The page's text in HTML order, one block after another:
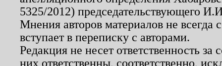
5325/2012) председательствующего
Мнения авторов материалов не
вступает в переписку с авторами.
Редакция не несет ответственность
них ответственны, соответственно,